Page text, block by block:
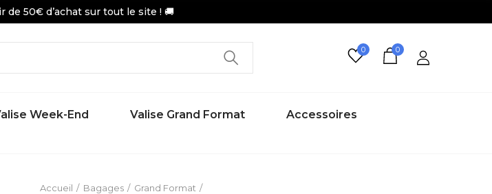
de 50€ d’achat sur tout le site ! 🚚
0 0
Week-End Valise Grand Format
Accessoires
Accueil Bagages
Grand Format